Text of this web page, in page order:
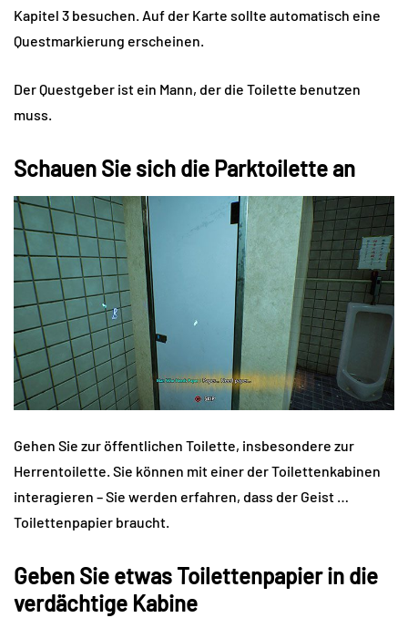
Kapitel 3 besuchen. Auf der Karte sollte automatisch eine
Questmarkierung erscheinen.
Der Questgeber ist ein Mann, der die Toilette benutzen
muss.
Schauen Sie sich die Parktoilette an
Gehen Sie zur öffentlichen Toilette, insbesondere zur
Herrentoilette. Sie können mit einer der Toilettenkabinen
interagieren – Sie werden erfahren, dass der Geist …
Toilettenpapier braucht.
Geben Sie etwas Toilettenpapier in die
verdächtige Kabine